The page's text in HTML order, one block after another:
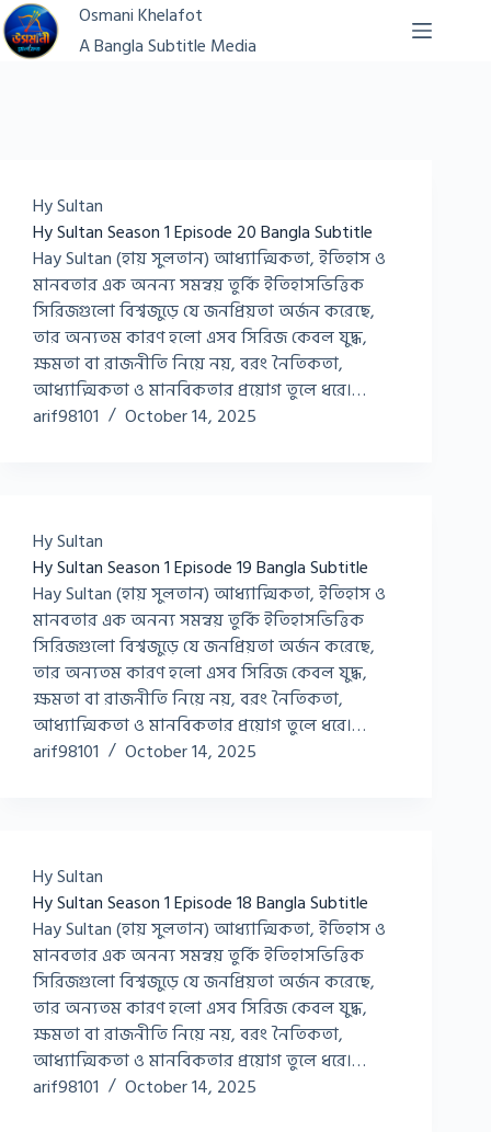
Skip
to
content
Osmani Khelafot
A Bangla Subtitle Media
Hy Sultan
Hy Sultan Season 1 Episode 20 Bangla Subtitle
Hay Sultan (হায় সুলতান) আধ্যাত্মিকতা, ইতিহাস ও
মানবতার এক অনন্য সমন্বয় তুর্কি ইতিহাসভিত্তিক
সিরিজগুলো বিশ্বজুড়ে যে জনপ্রিয়তা অর্জন করেছে,
তার অন্যতম কারণ হলো এসব সিরিজ কেবল যুদ্ধ,
ক্ষমতা বা রাজনীতি নিয়ে নয়, বরং নৈতিকতা,
আধ্যাত্মিকতা ও মানবিকতার প্রয়োগ তুলে ধরে।…
arif98101
October 14, 2025
Hy Sultan
Hy Sultan Season 1 Episode 19 Bangla Subtitle
Hay Sultan (হায় সুলতান) আধ্যাত্মিকতা, ইতিহাস ও
মানবতার এক অনন্য সমন্বয় তুর্কি ইতিহাসভিত্তিক
সিরিজগুলো বিশ্বজুড়ে যে জনপ্রিয়তা অর্জন করেছে,
তার অন্যতম কারণ হলো এসব সিরিজ কেবল যুদ্ধ,
ক্ষমতা বা রাজনীতি নিয়ে নয়, বরং নৈতিকতা,
আধ্যাত্মিকতা ও মানবিকতার প্রয়োগ তুলে ধরে।…
arif98101
October 14, 2025
Hy Sultan
Hy Sultan Season 1 Episode 18 Bangla Subtitle
Hay Sultan (হায় সুলতান) আধ্যাত্মিকতা, ইতিহাস ও
মানবতার এক অনন্য সমন্বয় তুর্কি ইতিহাসভিত্তিক
সিরিজগুলো বিশ্বজুড়ে যে জনপ্রিয়তা অর্জন করেছে,
তার অন্যতম কারণ হলো এসব সিরিজ কেবল যুদ্ধ,
ক্ষমতা বা রাজনীতি নিয়ে নয়, বরং নৈতিকতা,
আধ্যাত্মিকতা ও মানবিকতার প্রয়োগ তুলে ধরে।…
arif98101
October 14, 2025